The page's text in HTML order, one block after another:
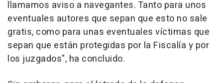
llamamos aviso a navegantes. Tanto para unos
eventuales autores que sepan que esto no sale
gratis, como para unas eventuales víctimas que
sepan que están protegidas por la Fiscalía y por
los juzgados", ha concluido.